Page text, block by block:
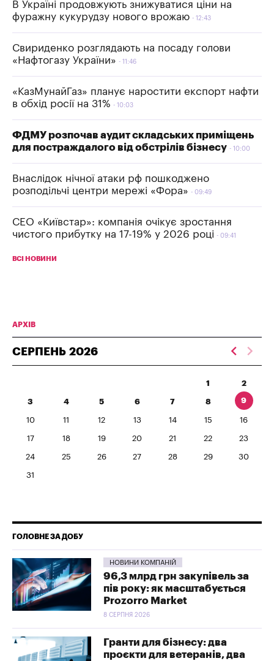
В Україні продовжують знижуватися ціни на
фуражну кукурудзу нового врожаю
12:43
Свириденко розглядають на посаду голови
«Нафтогазу України»
11:46
«КазМунайГаз» планує наростити експорт нафти
в обхід росії на 31%
10:03
ФДМУ розпочав аудит складських приміщень
для постраждалого від обстрілів бізнесу
10:00
Внаслідок нічної атаки рф пошкоджено
розподільчі центри мережі «Фора»
09:49
СЕО «Київстар»: компанія очікує зростання
чистого прибутку на 17-19% у 2026 році
09:41
ВСІ НОВИНИ
АРХІВ
СЕРПЕНЬ 2026
1 2
3 4 5 6 7 8 9
10 11 12 13 14 15 16
17 18 19 20 21 22 23
24 25 26 27 28 29 30
31
ГОЛОВНЕ ЗА ДОБУ
НОВИНИ КОМПАНІЙ
96,3 млрд грн закупівель за
пів року: як масштабується
Prozorro Market
8 СЕРПНЯ 2026
Гранти для бізнесу: два
проєкти для ветеранів, два